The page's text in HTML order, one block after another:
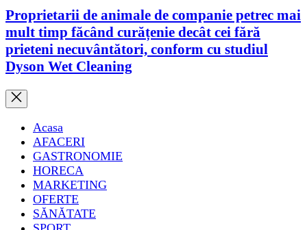
Proprietarii de animale de companie petrec mai
mult timp făcând curățenie decât cei fără
prieteni necuvântători, conform cu studiul
Dyson Wet Cleaning
Acasa
AFACERI
GASTRONOMIE
HORECA
MARKETING
OFERTE
SĂNĂTATE